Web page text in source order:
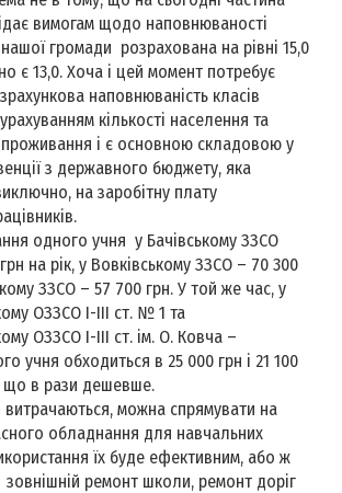
вимогам щодо наповнюваності
громади розрахована на рівні 15,0
є 13,0. Хоча і цей момент потребує
наповнюваність класів
кількості населення та
проживання і є основною складовою у
з державного бюджету, яка
на заробітну плату
одного учня у Бачівському ЗЗСО
на рік, у Вовківському ЗЗСО – 70 300
ЗЗСО – 57 700 грн. У той же час, у
ОЗЗСО І-ІІІ ст. № 1 та
ОЗЗСО І-ІІІ ст. ім. О. Ковча –
учня обходиться в 25 000 грн і 21 100
що в рази дешевше.
можна спрямувати на
обладнання для навчальних
їх буде ефективним, або ж
зовнішній ремонт школи, ремонт доріг